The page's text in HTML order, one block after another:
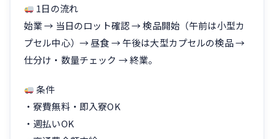
1日の流れ
始業 → 当日のロット確認 → 検品開始（午前は小型カ
プセル中心）→ 昼食 → 午後は大型カプセルの検品 →
仕分け・数量チェック → 終業。
条件
・寮費無料・即入寮OK
・週払いOK